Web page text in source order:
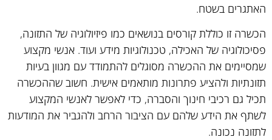
האתגרים בשטח.
הכשרה זו כוללת קורסים בנושאים כמו פיזיולוגיה של התזונה,
פסיכולוגיה של האכילה, טכנולוגיות מידע ועוד. אנשי מקצוע
שמסיימים את ההכשרה מסוגלים להתמודד עם מגוון בעיות
תזונתיות ולהציע פתרונות מותאמים אישית. חשוב שההכשרה
תכיל גם רכיבי חינוך והסברה, כדי לאפשר לאנשי המקצוע
לשתף את הידע שלהם עם הציבור הרחב ולהגביר את המודעות
לתזונה נכונה.